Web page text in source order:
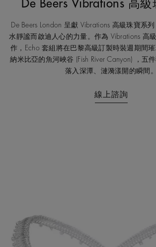
De Beers Vibrations 高級
De Beers London 呈獻 Vibrations 高級珠寶系
水靜謐而啟迪人心的力量。作為 Vibrations 高
作，Echo 套組將在巴黎高級訂製時裝週期間
納米比亞的魚河峽谷 (Fish River Canyon) ，五
落入深潭、漣漪漾開的瞬間。
線上諮詢